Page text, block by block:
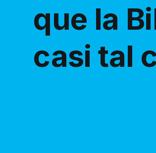
que la
casi tal